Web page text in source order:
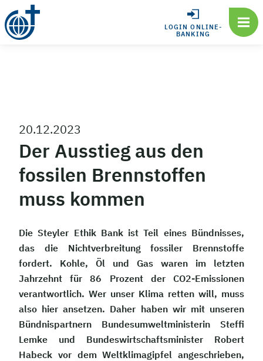
LOGIN ONLINE-
BANKING
20.12.2023
Der Ausstieg aus den
fossilen Brennstoffen
muss kommen
Die Steyler Ethik Bank ist Teil eines Bündnisses,
das die Nichtverbreitung fossiler Brennstoffe
fordert. Kohle, Öl und Gas waren im letzten
Jahrzehnt für 86 Prozent der CO2-Emissionen
verantwortlich. Wer unser Klima retten will, muss
also hier ansetzen. Daher haben wir mit unseren
Bündnispartnern Bundesumweltministerin Steffi
Lemke und Bundeswirtschaftsminister Robert
Habeck vor dem Weltklimagipfel angeschrieben,